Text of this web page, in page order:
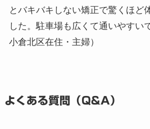
とバキバキしない矯正で驚くほど
した。駐車場も広くて通いやすい
小倉北区在住・主婦）
よくある質問（Q&A）